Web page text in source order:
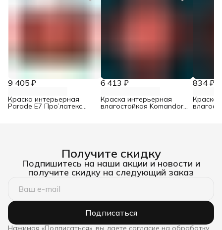
9 405 ₽
Краска интерьерная
Parade E7 Про’латекс
6 413 ₽
Краска интерьерная
влагостойкая Komandor
834 ₽
Краска
Получите скидку
Подпишитесь на наши акции и новости и
получите скидку на следующий заказ
Подписаться
Нажимая «Подписаться», вы даете согласие на обработку